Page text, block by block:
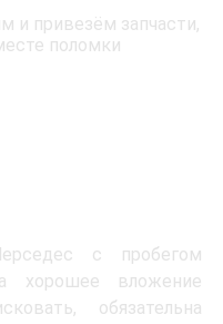
и привезём запчасти,
поломки
с пробегом
хорошее вложение
обязательна